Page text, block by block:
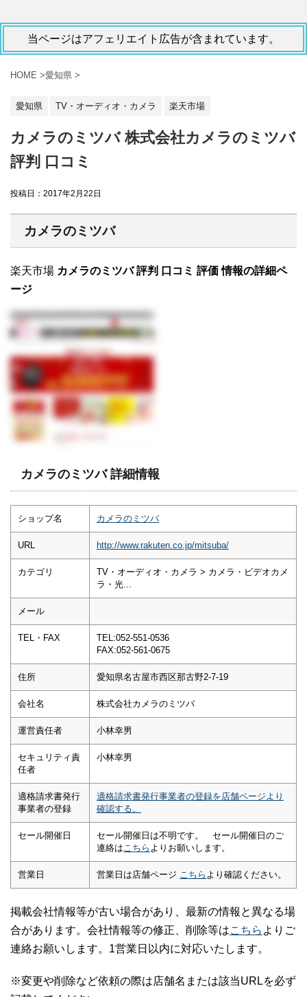
当ページはアフェリエイト広告が含まれています。
HOME >愛知県 >
愛知県 TV・オーディオ・カメラ 楽天市場
カメラのミツバ 株式会社カメラのミツバ
評判 口コミ
投稿日： 2017年2月22日
カメラのミツバ
楽天市場 カメラのミツバ 評判 口コミ 評価 情報の詳細ペ
ージ
カメラのミツバ 詳細情報
ショップ名 カメラのミツバ
URL http://www.rakuten.co.jp/mitsuba/
カテゴリ
TV・オーディオ・カメラ > カメラ・ビデオカメ
ラ・光...
メール
TEL・FAX
TEL:052-551-0536
FAX:052-561-0675
住所 愛知県名古屋市西区那古野2-7-19
会社名 株式会社カメラのミツバ
運営責任者 小林幸男
セキュリティ責
任者
小林幸男
適格請求書発行
事業者の登録
適格請求書発行事業者の登録を店舗ページより
確認する。
セール開催日
セール開催日は不明です。 セール開催日のご
連絡は こちら よりお願いします。
営業日 営業日は店舗ページ こちら より確認ください。
掲載会社情報等が古い場合があり、最新の情報と異なる場
合があります。会社情報等の修正、削除等はこちら よりご
連絡お願いします。1営業日以内に対応いたします。
※変更や削除など依頼の際は店舗名または該当URLを必ず